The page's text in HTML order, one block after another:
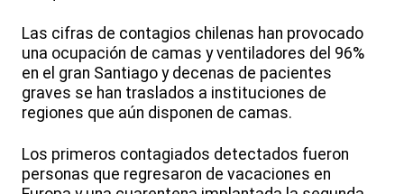
Las cifras de contagios chilenas han provocado
una ocupación de camas y ventiladores del 96%
en el gran Santiago y decenas de pacientes
graves se han traslados a instituciones de
regiones que aún disponen de camas.
Los primeros contagiados detectados fueron
personas que regresaron de vacaciones en